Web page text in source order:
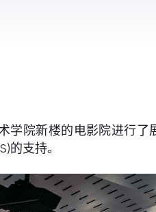
院新楼的电影院进行了
的支持。